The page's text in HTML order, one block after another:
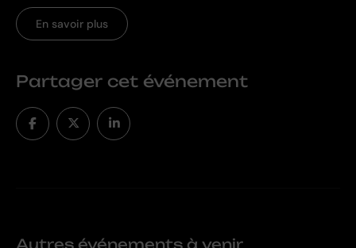
En savoir plus
Partager cet événement
Autres événements à venir